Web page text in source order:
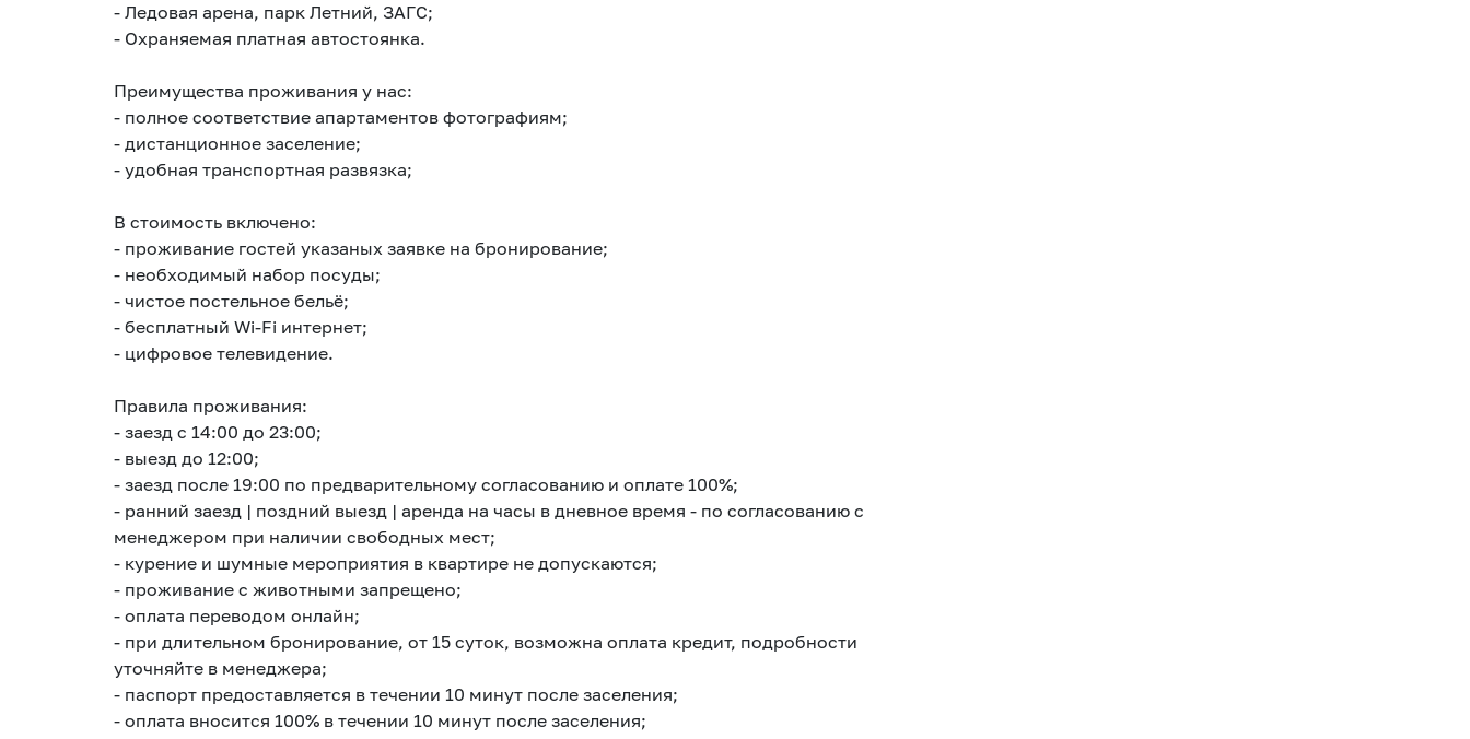
- Ледовая арена, парк Летний, ЗАГС;
- Охраняемая платная автостоянка.
Преимущества проживания у нас:
- полное соответствие апартаментов фотографиям;
- дистанционное заселение;
- удобная транспортная развязка;
В стоимость включено:
- проживание гостей указаных заявке на бронирование;
- необходимый набор посуды;
- чистое постельное бельё;
- бесплатный Wi-Fi интернет;
- цифровое телевидение.
Правила проживания:
- заезд с 14:00 до 23:00;
- выезд до 12:00;
- заезд после 19:00 по предварительному согласованию и оплате 100%;
- ранний заезд | поздний выезд | аренда на часы в дневное время - по согласованию с
менеджером при наличии свободных мест;
- курение и шумные мероприятия в квартире не допускаются;
- проживание с животными запрещено;
- ⁠оплата переводом онлайн;
- при длительном бронирование, от 15 суток, возможна оплата кредит, подробности
уточняйте в менеджера;
- паспорт предоставляется в течении 10 минут после заселения;
- оплата вносится 100% в течении 10 минут после заселения;